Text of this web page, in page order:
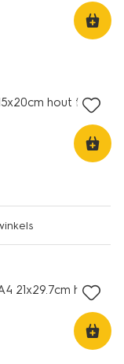
hout facet
21x29.7cm hout